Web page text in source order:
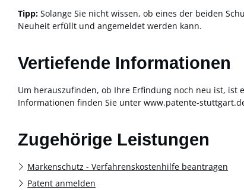
Tipp: Solange Sie nicht wissen, ob eines der beiden
Neuheit erfüllt und angemeldet werden kann.
Vertiefende Informationen
Um herauszufinden, ob Ihre Erfindung noch neu ist,
Informationen finden Sie unter www.patente-
Zugehörige Leistungen
Markenschutz - Verfahrenskostenhilfe beantragen
Patent anmelden